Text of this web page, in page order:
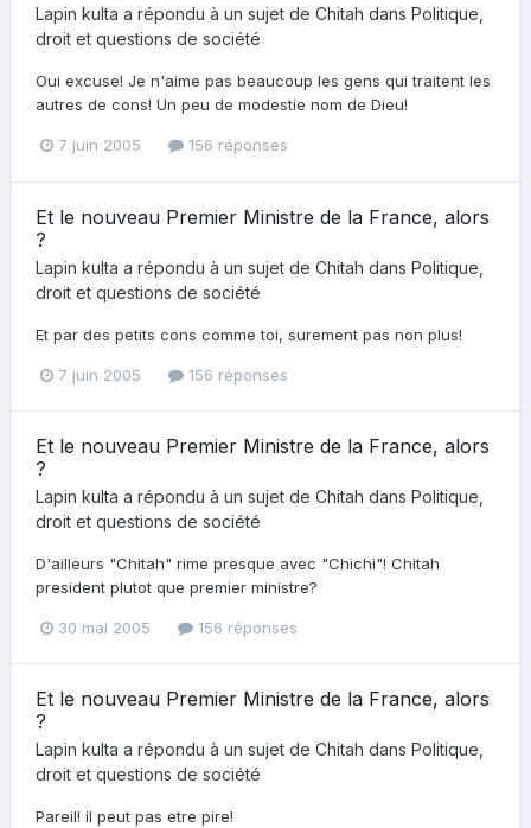
Lapin kulta a répondu à un sujet de Chitah dans Politique,
droit et questions de société
Oui excuse! Je n'aime pas beaucoup les gens qui traitent les
autres de cons! Un peu de modestie nom de Dieu!
7 juin 2005 156 réponses
Et le nouveau Premier Ministre de la France, alors
?
Lapin kulta a répondu à un sujet de Chitah dans Politique,
droit et questions de société
Et par des petits cons comme toi, surement pas non plus!
7 juin 2005 156 réponses
Et le nouveau Premier Ministre de la France, alors
?
Lapin kulta a répondu à un sujet de Chitah dans Politique,
droit et questions de société
D'ailleurs "Chitah" rime presque avec "Chichi"! Chitah
president plutot que premier ministre?
30 mai 2005 156 réponses
Et le nouveau Premier Ministre de la France, alors
?
Lapin kulta a répondu à un sujet de Chitah dans Politique,
droit et questions de société
Pareil! il peut pas etre pire!